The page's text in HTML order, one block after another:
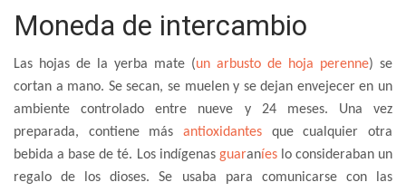
Moneda de intercambio
Las hojas de la yerba mate (un arbusto de hoja perenne) se
cortan a mano. Se secan, se muelen y se dejan envejecer en un
ambiente controlado entre nueve y 24 meses. Una vez
preparada, contiene más antioxidantes que cualquier otra
bebida a base de té. Los indígenas guaraníeslo consideraban un
regalo de los dioses. Se usaba para comunicarse con las